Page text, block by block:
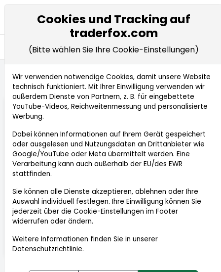
Seitennavigation öffnen
Entdecken Wissen
Wissen
Hier ﬁndest Du Informationen zu all den
Indikatoren, Strategien und Kennzahlen, die in der
TraderFox Börsensoftware zum Einsatz kommen!
Cookies und Tracking auf
traderfox.com
(Bitte wählen Sie Ihre Cookie-Einstellungen)
Wir verwenden notwendige Cookies, damit unsere Website
technisch funktioniert. Mit Ihrer Einwilligung verwenden wir
außerdem Dienste von Partnern, z. B. für eingebettete
YouTube-Videos, Reichweitenmessung und personalisierte
Werbung.
Dabei können Informationen auf Ihrem Gerät gespeichert
oder ausgelesen und Nutzungsdaten an Drittanbieter wie
Google/YouTube oder Meta übermittelt werden. Eine
Verarbeitung kann auch außerhalb der EU/des EWR
stattfinden.
Sie können alle Dienste akzeptieren, ablehnen oder Ihre
Auswahl individuell festlegen. Ihre Einwilligung können Sie
jederzeit über die Cookie-Einstellungen im Footer
widerrufen oder ändern.
Weitere Informationen finden Sie in unserer
Datenschutzrichtlinie.